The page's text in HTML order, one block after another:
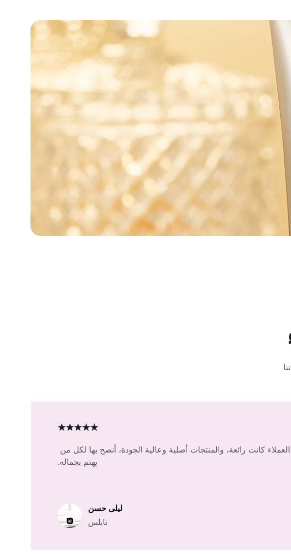
كانت رائعة، والمنتجات أصلية وعالية الجودة، أنصح بها لكل من
يهتم بجماله.
ليلى حسن
نابلس
★★★★★